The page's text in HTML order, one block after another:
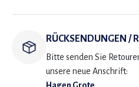
RÜCKSENDUNGEN /
Bitte senden Sie
unsere neue Anschrift: